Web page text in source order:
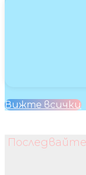
Вижте всички